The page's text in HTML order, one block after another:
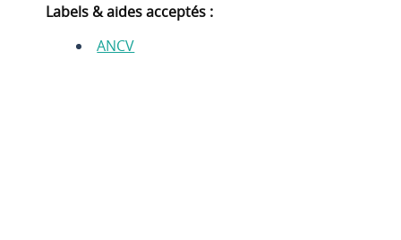
Labels & aides acceptés :
ANCV